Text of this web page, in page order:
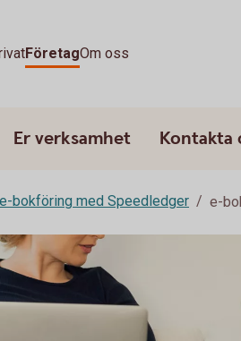
FöretagOm oss
Er verksamhet Kontakta
e-bokföring med Speedledger e-